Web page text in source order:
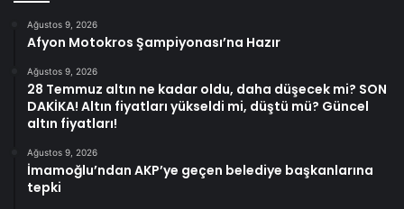
Ağustos 9, 2026
Afyon Motokros Şampiyonası’na Hazır
Ağustos 9, 2026
28 Temmuz altın ne kadar oldu, daha düşecek mi? SON
DAKİKA! Altın fiyatları yükseldi mi, düştü mü? Güncel
altın fiyatları!
Ağustos 9, 2026
İmamoğlu’ndan AKP’ye geçen belediye başkanlarına
tepki